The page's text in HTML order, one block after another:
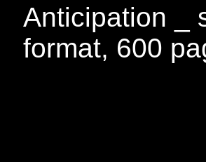
Anticipation _
format, 600